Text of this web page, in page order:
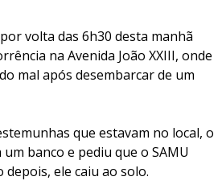
volta das 6h30 desta manhã
na Avenida João XXIII, onde
mal após desembarcar de um
que estavam no local, o
banco e pediu que o SAMU
depois, ele caiu ao solo.